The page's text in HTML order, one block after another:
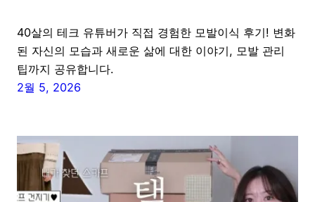
40살의 테크 유튜버가 직접 경험한 모발이식 후기! 변화
된 자신의 모습과 새로운 삶에 대한 이야기, 모발 관리
팁까지 공유합니다.
2월 5, 2026